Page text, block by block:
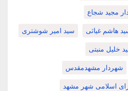
مجید شجاع
هاشم غیاثی سید امیر شوشتری
خلیل منبتی
شهردار مشهدمقدس
اسلامی شهر مشهد